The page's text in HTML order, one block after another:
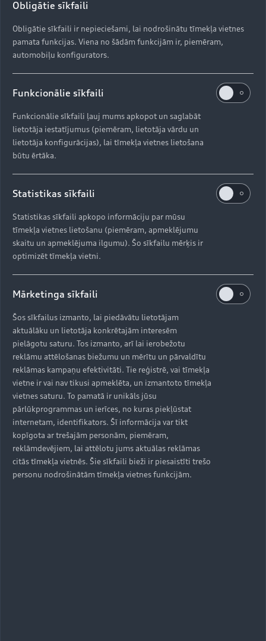
Obligātie sīkfaili
Obligātie sīkfaili ir nepieciešami, lai nodrošinātu tīmekļa vietnes
pamata funkcijas. Viena no šādām funkcijām ir, piemēram,
automobiļu konfigurators.
Funkcionālie sīkfaili
Funkcionālie sīkfaili ļauj mums apkopot un saglabāt
lietotāja iestatījumus (piemēram, lietotāja vārdu un
lietotāja konfigurācijas), lai tīmekļa vietnes lietošana
būtu ērtāka.
Statistikas sīkfaili
Statistikas sīkfaili apkopo informāciju par mūsu
tīmekļa vietnes lietošanu (piemēram, apmeklējumu
skaitu un apmeklējuma ilgumu). Šo sīkfailu mērķis ir
optimizēt tīmekļa vietni.
Mārketinga sīkfaili
Šos sīkfailus izmanto, lai piedāvātu lietotājam
aktuālāku un lietotāja konkrētajām interesēm
pielāgotu saturu. Tos izmanto, arī lai ierobežotu
reklāmu attēlošanas biežumu un mērītu un pārvaldītu
reklāmas kampaņu efektivitāti. Tie reģistrē, vai tīmekļa
vietne ir vai nav tikusi apmeklēta, un izmantoto tīmekļa
vietnes saturu. To pamatā ir unikāls jūsu
pārlūkprogrammas un ierīces, no kuras piekļūstat
internetam, identifikators. Šī informācija var tikt
kopīgota ar trešajām personām, piemēram,
reklāmdevējiem, lai attēlotu jums aktuālas reklāmas
citās tīmekļa vietnēs. Šie sīkfaili bieži ir piesaistīti trešo
personu nodrošinātām tīmekļa vietnes funkcijām.